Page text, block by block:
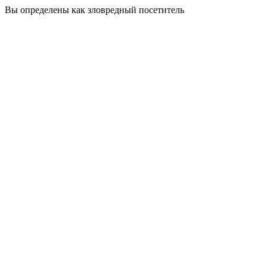
Вы определены как зловредный посетитель